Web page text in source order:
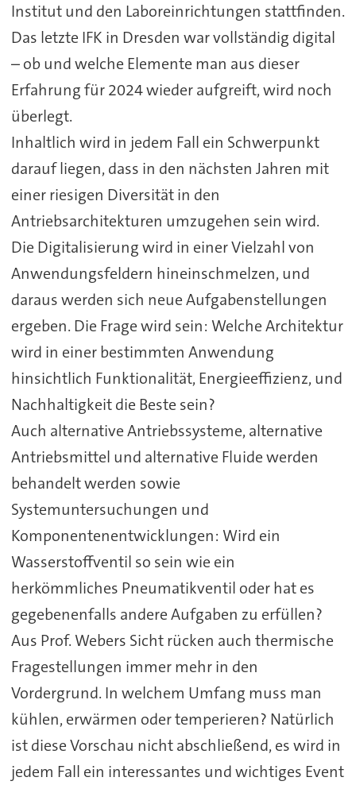
Institut und den Laboreinrichtungen stattfinden.
Das letzte IFK in Dresden war vollständig digital
– ob und welche Elemente man aus dieser
Erfahrung für 2024 wieder aufgreift, wird noch
überlegt.
Inhaltlich wird in jedem Fall ein Schwerpunkt
darauf liegen, dass in den nächsten Jahren mit
einer riesigen Diversität in den
Antriebsarchitekturen umzugehen sein wird.
Die Digitalisierung wird in einer Vielzahl von
Anwendungsfeldern hineinschmelzen, und
daraus werden sich neue Aufgabenstellungen
ergeben. Die Frage wird sein: Welche Architektur
wird in einer bestimmten Anwendung
hinsichtlich Funktionalität, Energieeffizienz, und
Nachhaltigkeit die Beste sein?
Auch alternative Antriebssysteme, alternative
Antriebsmittel und alternative Fluide werden
behandelt werden sowie
Systemuntersuchungen und
Komponentenentwicklungen: Wird ein
Wasserstoffventil so sein wie ein
herkömmliches Pneumatikventil oder hat es
gegebenenfalls andere Aufgaben zu erfüllen?
Aus Prof. Webers Sicht rücken auch thermische
Fragestellungen immer mehr in den
Vordergrund. In welchem Umfang muss man
kühlen, erwärmen oder temperieren? Natürlich
ist diese Vorschau nicht abschließend, es wird in
jedem Fall ein interessantes und wichtiges Event